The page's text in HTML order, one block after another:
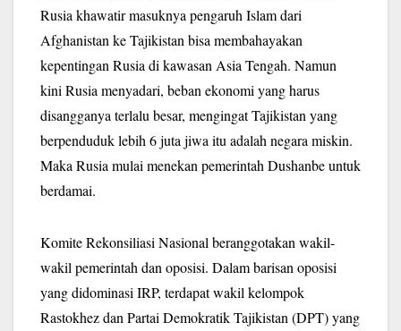
Rusia khawatir masuknya pengaruh Islam dari
Afghanistan ke Tajikistan bisa membahayakan
kepentingan Rusia di kawasan Asia Tengah. Namun
kini Rusia menyadari, beban ekonomi yang harus
disangganya terlalu besar, mengingat Tajikistan yang
berpenduduk lebih 6 juta jiwa itu adalah negara miskin.
Maka Rusia mulai menekan pemerintah Dushanbe untuk
berdamai.
Komite Rekonsiliasi Nasional beranggotakan wakil-
wakil pemerintah dan oposisi. Dalam barisan oposisi
yang didominasi IRP, terdapat wakil kelompok
Rastokhez dan Partai Demokratik Tajikistan (DPT) yang